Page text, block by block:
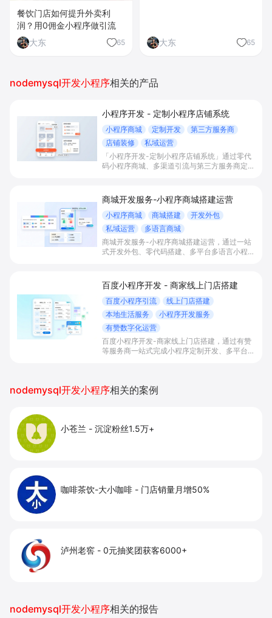
餐饮门店如何提升外卖利
润？用0佣金小程序做引流
大东
65 大东 65
nodemysql开发小程序相关的产品
小程序开发 - 定制小程序店铺系统
小程序商城 定制开发
第三方服务商
店铺装修
私域运营
「小程序开发-定制小程序店铺系统」通过零代
码小程序商城、多渠道引流与第三方服务商定制
私域运营场景，提升获客与复购，实现线上生意
增长。
商城开发服务-小程序商城搭建运营
小程序商城 商城搭建
开发外包
私域运营
多语言商城
商城开发服务-小程序商城搭建运营，通过一站
式开发外包、零代码搭建、多平台多语言小程序
实现低成本获客、提升复购与业绩增长。
百度小程序开发 - 商家线上门店搭建
百度小程序引流
线上门店搭建
本地生活服务
小程序开发服务
有赞数字化运营
百度小程序开发-商家线上门店搭建，通过有赞
等服务商一站式完成小程序定制开发、多平台联
nodemysql开发小程序相关的案例
小苍兰 - 沉淀粉丝1.5万+
咖啡茶饮-大小咖啡 - 门店销量月增50%
泸州老窖 - 0元抽奖团获客6000+
nodemysql开发小程序相关的报告